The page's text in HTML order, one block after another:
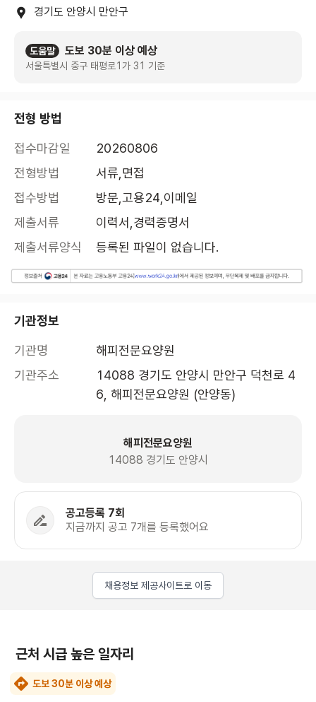
경기도 안양시 만안구
도움말 도보 30분 이상 예상
서울특별시 중구 태평로1가 31 기준
전형 방법
접수마감일
20260806
전형방법
서류,면접
접수방법
방문,고용24,이메일
제출서류
이력서,경력증명서
제출서류양식
등록된 파일이 없습니다.
기관정보
기관명
해피전문요양원
기관주소
14088 경기도 안양시 만안구 덕천로 4
6, 해피전문요양원 (안양동)
해피전문요양원
14088 경기도 안양시
공고등록 7회
지금까지 공고 7개를 등록했어요
채용정보 제공사이트로 이동
근처 시급 높은 일자리
도보 30분 이상 예상